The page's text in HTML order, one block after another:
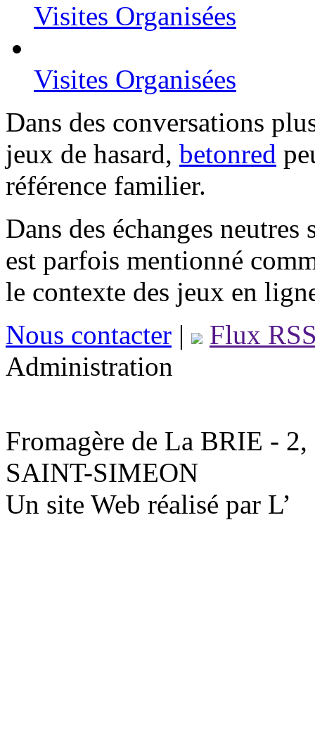
Visites Organisées
Visites Organisées
Dans des conversations
jeux de hasard, betonred
référence familier.
Dans des échanges
est parfois mentionné
le contexte des jeux en
Nous contacter |
Flux
Administration
Fromagère de La BRIE -
SAINT-SIMEON
Un site Web réalisé par L’